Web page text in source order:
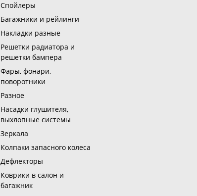
Спойлеры
Багажники и рейлинги
Накладки разные
Решетки радиатора и
решетки бампера
Фары, фонари,
поворотники
Разное
Насадки глушителя,
выхлопные системы
Зеркала
Колпаки запасного колеса
Дефлекторы
Коврики в салон и
багажник